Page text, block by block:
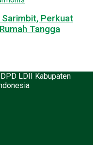
Sarimbit, Perkuat
Tangga
LDII Kabupaten